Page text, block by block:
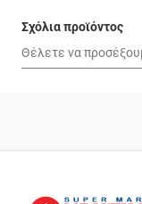
Σχόλια προϊόντος